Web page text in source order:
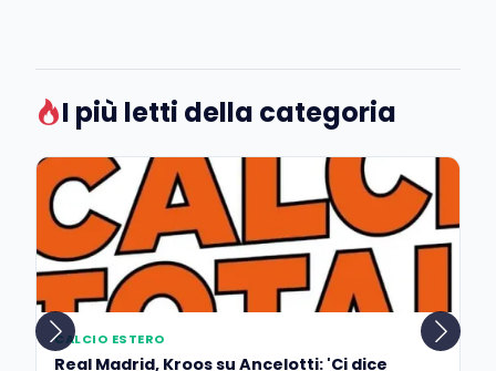
I più letti della categoria
CALCIO ESTERO
Real Madrid, Kroos su Ancelotti: 'Ci dice